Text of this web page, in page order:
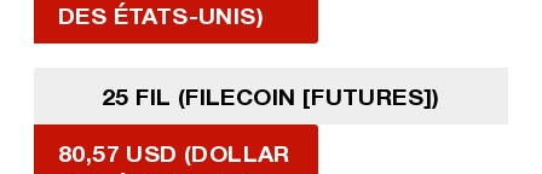
DES ÉTATS-UNIS)
25 FIL (FILECOIN [FUTURES])
80,57 USD (DOLLAR